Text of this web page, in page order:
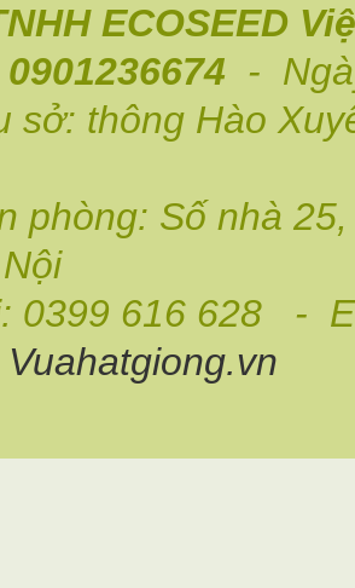
ECOSEED
0901236674 -
sở: thông Hào
phòng: Số nhà
0399 616 628 -
Vuahatgiong.vn